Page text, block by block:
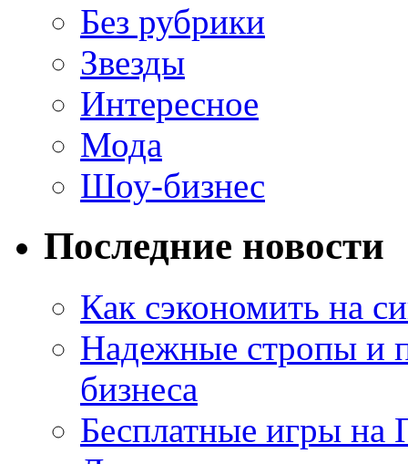
Без рубрики
Звезды
Интересное
Мода
Шоу-бизнес
Последние новости
Как сэкономить на
Надежные стропы и
бизнеса
Бесплатные игры на